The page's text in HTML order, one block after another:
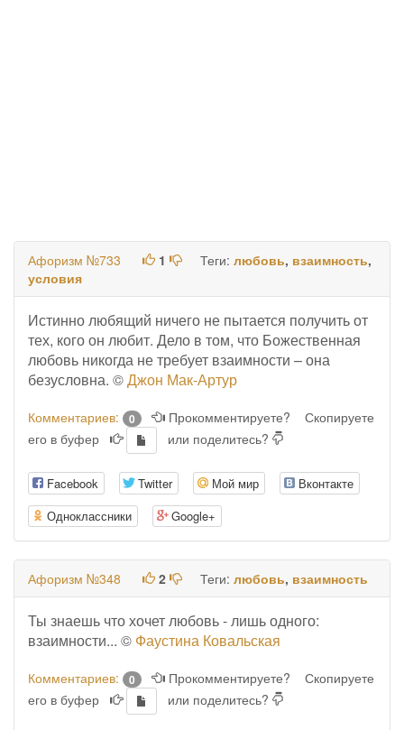
Афоризм №733 1 Теги: любовь, взаимность,
условия
Истинно любящий ничего не пытается получить от
тех, кого он любит. Дело в том, что Божественная
любовь никогда не требует взаимности – она
безусловна. ©Джон Мак-Артур
Комментариев: 0 Прокомментируете?
Скопируете
его в буфер
или поделитесь?
Facebook Twitter Мой мир
Вконтакте
Одноклассники
Google+
Афоризм №348 2 Теги: любовь, взаимность
Ты знаешь что хочет любовь - лишь одного:
взаимности... © Фаустина Ковальская
Комментариев: 0 Прокомментируете?
Скопируете
его в буфер
или поделитесь?